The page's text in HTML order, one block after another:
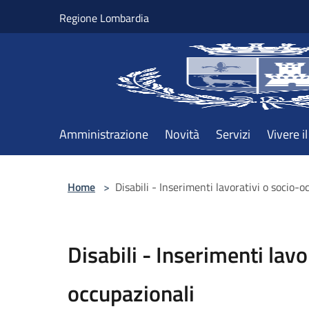
Regione Lombardia
Amministrazione Novità Servizi Vivere
Home > Disabili - Inserimenti lavorativi o socio-
Disabili - Inserimenti
occupazionali